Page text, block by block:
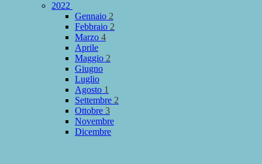
2022
Gennaio 2
Febbraio 2
Marzo 4
Aprile
Maggio 2
Giugno
Luglio
Agosto 1
Settembre 2
Ottobre 3
Novembre
Dicembre